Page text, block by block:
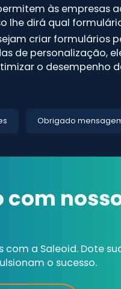
às empresas
lhe dirá qual
criar formulários
de personalização,
o desempenho
Obrigado
a Saleoid. Dote
o sucesso.